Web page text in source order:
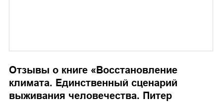
Отзывы о книге « Восстановление
климата. Единственный сценарий
выживания человечества. Питер